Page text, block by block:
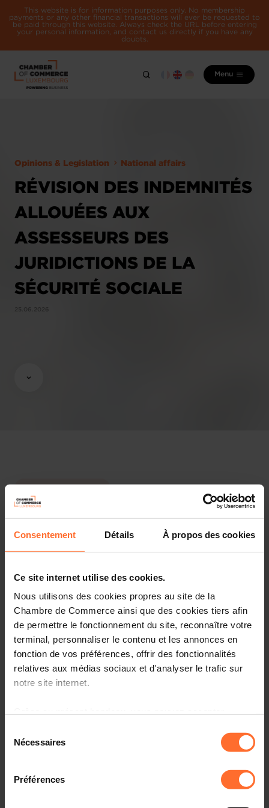
Consentement Détails À propos des cookies
Ce site internet utilise des cookies.
Nous utilisons des cookies propres au site de la
Chambre de Commerce ainsi que des cookies tiers afin
de permettre le fonctionnement du site, reconnaître votre
terminal, personnaliser le contenu et les annonces en
fonction de vos préférences, offrir des fonctionnalités
relatives aux médias sociaux et d'analyser le trafic sur
notre site internet.
à l’exception des cookies strictement nécessaires au
fonctionnement du site. Une description des différents
cookies est accessible sous l’onglet « Détails » ci-
dessus.
Nécessaires
Préférences
This website is for information purposes only. No membership
payments or any other financial transactions will ever be requested to
be paid through this website. Always check the URL before entering
your personal information, and contact us directly if you have any
doubts.
Menu
Opinions & Legislation National affairs
RÉVISION DES INDEMNITÉS
ALLOUÉES AUX
ASSESSEURS DES
JURIDICTIONS DE LA
SÉCURITÉ SOCIALE
Practical info
2 project texts
Projet de règlement grand-ducal portant modification du
la sécurité sociale, des délégués des prestataires de soins
Conseil arbitral de la sécurité sociale, des experts et des
Veuillez trouver ci-dessous le(s) texte(s) relatif(s) au(x)